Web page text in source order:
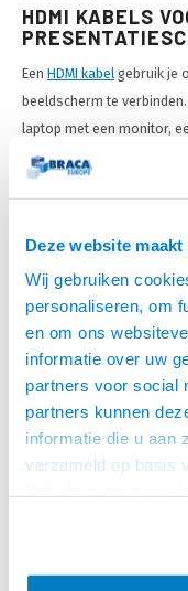
Deze website
Wij gebruiken
personaliseren, om
en om ons
informatie over uw
partners voor social
partners kunnen
informatie die u aan
verzameld op basis
HDMI KABELS
Een HDMI kabel gebruik je
beeldscherm te
laptop met een monitor,
mediaspeler met een
beamer.
benodigde kabellengte,
bandbreedte en
of ALLM wanneer je deze
Tip:gebruik binnen de
kabellengteen signaal
aansluiting achter de TV,
of 8K-installatie.
In de markt wordt vaak
een HDMI 2.1-kabel voor